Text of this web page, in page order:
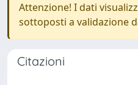
Attenzione! I dati
sottoposti a validazione
Citazioni